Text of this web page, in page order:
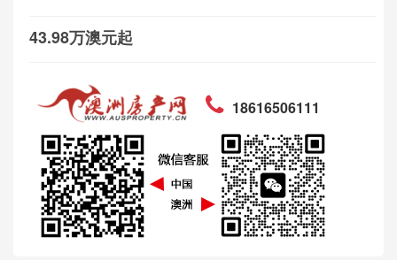
43.98万澳元起
18616506111